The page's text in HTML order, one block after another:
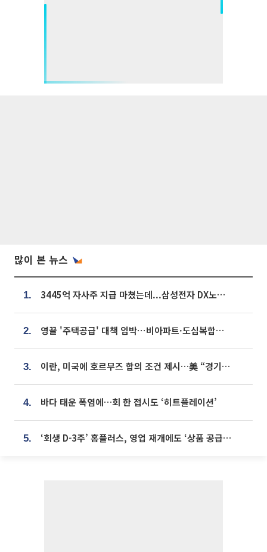
많이 본 뉴스
1. 3445억 자사주 지급 마쳤는데...삼성전자 DX노조, 뒤늦은 '떼쓰기 집회'
2. 영끌 '주택공급' 대책 임박⋯비아파트·도심복합까지 총동원
3. 이란, 미국에 호르무즈 합의 조건 제시…美 “경기 아직 안 끝나” [종합]
4. 바다 태운 폭염에…회 한 접시도 ‘히트플레이션’
5. ‘회생 D-3주’ 홈플러스, 영업 재개에도 ‘상품 공급망’ 복구가 생존 관건